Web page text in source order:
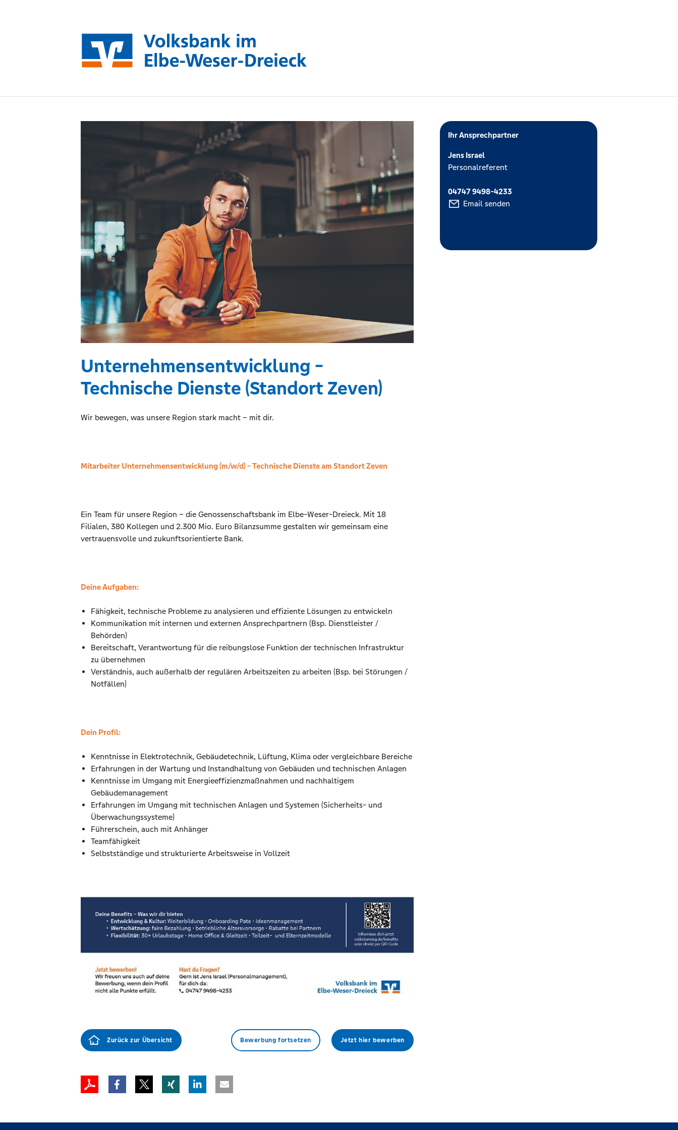
Ihr Ansprechpartner
Jens Israel
Personalreferent
04747 9498-4233
Email senden
Unternehmensentwicklung -
Technische Dienste (Standort Zeven)
Wir bewegen, was unsere Region stark macht – mit dir.
Mitarbeiter Unternehmensentwicklung (m/w/d) -Technische Dienste am Standort Zeven
Ein Team für unsere Region – die Genossenschaftsbank im Elbe-Weser-Dreieck. Mit 18
Filialen, 380 Kollegen und 2.300 Mio. Euro Bilanzsumme gestalten wir gemeinsam eine
vertrauensvolle und zukunftsorientierte Bank.
Deine Aufgaben:
Fähigkeit, technische Probleme zu analysieren und effiziente Lösungen zu entwickeln
Kommunikation mit internen und externen Ansprechpartnern (Bsp. Dienstleister /
Behörden)
Bereitschaft, Verantwortung für die reibungslose Funktion der technischen Infrastruktur
zu übernehmen
Verständnis, auch außerhalb der regulären Arbeitszeiten zu arbeiten (Bsp. bei Störungen /
Notfällen)
Dein Profil:
Kenntnisse in Elektrotechnik, Gebäudetechnik, Lüftung, Klima oder vergleichbare Bereiche
Erfahrungen in der Wartung und Instandhaltung von Gebäuden und technischen Anlagen
Kenntnisse im Umgang mit Energieeffizienzmaßnahmen und nachhaltigem
Gebäudemanagement
Erfahrungen im Umgang mit technischen Anlagen und Systemen (Sicherheits- und
Überwachungssysteme)
Führerschein, auch mit Anhänger
Teamfähigkeit
Selbstständige und strukturierte Arbeitsweise in Vollzeit
Jetzt hier bewerben
Bewerbung fortsetzen
Zurück zur Übersicht